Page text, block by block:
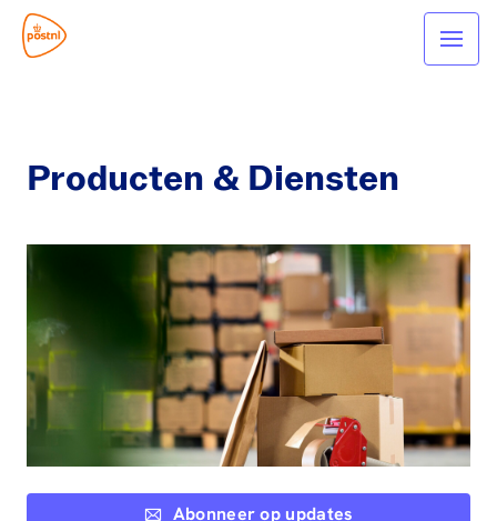
Producten & Diensten
Abonneer op updates